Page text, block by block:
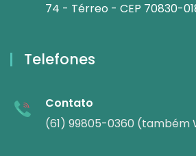
74 - Térreo - CEP 70830-
Telefones
Contato
(61) 99805-0360 (também